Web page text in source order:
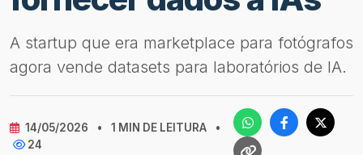
A startup que era marketplace para fotógrafos
agora vende datasets para laboratórios de IA.
14/05/2026 • 1 MIN DE LEITURA
•
24